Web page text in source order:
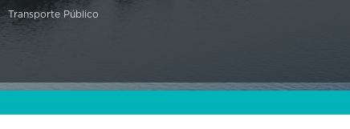
Transporte Público